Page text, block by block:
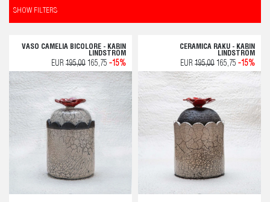
SHOW FILTERS
VASO CAMELIA BICOLORE - KARIN
LINDSTRÖM
EUR 195,00 165,75 -15%
CERAMICA RAKU - KARIN
LINDSTRÖM
EUR 195,00 165,75 -15%